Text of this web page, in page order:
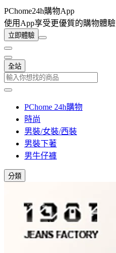
PChome24h購物App
使用App享受更優質的購物體驗
立即體驗
全站
PChome 24h購物
時尚
男裝/女裝/西裝
男裝下著
男牛仔褲
分類